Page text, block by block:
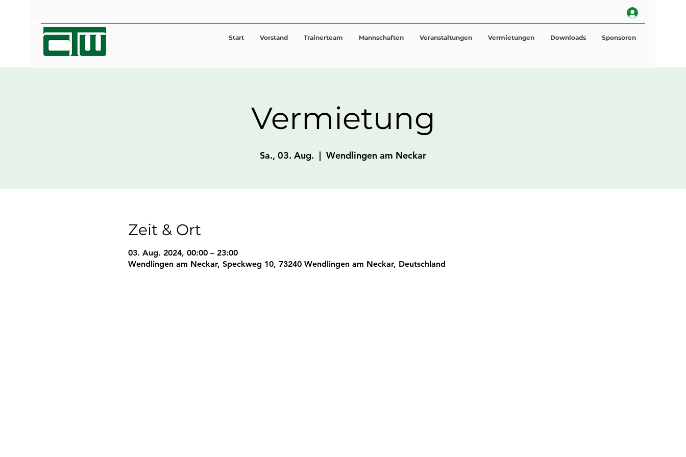
Start Vorstand Trainerteam Mannschaften Veranstaltungen Vermietungen Downloads Sponsoren
Vermietung
Sa., 03. Aug.
  |
Wendlingen am Neckar
Zeit & Ort
03. Aug. 2024, 00:00 – 23:00
Wendlingen am Neckar, Speckweg 10, 73240 Wendlingen am Neckar, Deutschland